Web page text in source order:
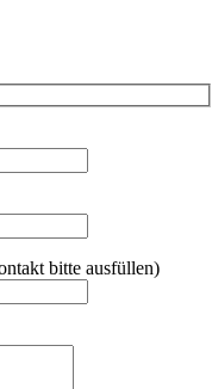
bitte ausfüllen)